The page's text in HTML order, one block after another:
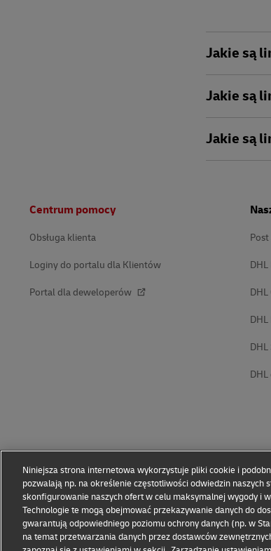
Jakie są
Jakie są
Jakie są
Centrum pomocy
Obsługa klienta
Loginy do portalu dla Klientów
Portal dla deweloperów
DHL
Niniejsza strona internetowa wykorzystuje pliki cookie i
pozwalają np. na określenie częstotliwości odwiedzin naszych
skonfigurowanie naszych ofert w celu maksymalnej wygody i
Technologie te mogą obejmować przekazywanie danych do
gwarantują odpowiedniego poziomu ochrony danych (np. w
na temat przetwarzania danych przez dostawców